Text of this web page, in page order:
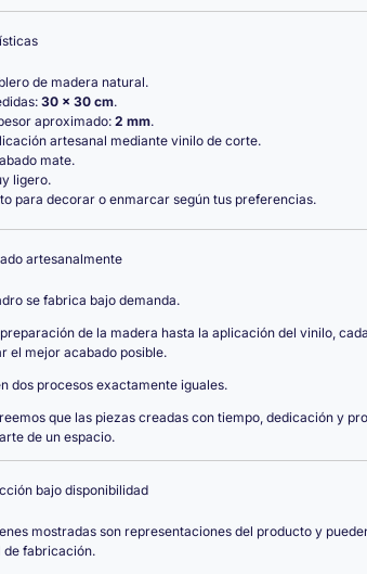
de madera natural.
30 × 30 cm.
aproximado: 2 mm.
artesanal mediante vinilo de corte.
mate.
ligero.
para decorar o enmarcar según tus preferencias.
artesanalmente
se fabrica bajo demanda.
de la madera hasta la aplicación del vinilo,
el mejor acabado posible.
dos procesos exactamente iguales.
que las piezas creadas con tiempo, dedicación y
de un espacio.
bajo disponibilidad
mostradas son representaciones del producto y
de fabricación.